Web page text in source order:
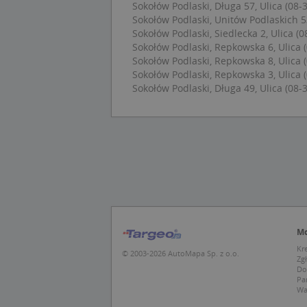
Sokołów Podlaski, Długa 57, Ulica (08-
Sokołów Podlaski, Unitów Podlaskich
Sokołów Podlaski, Siedlecka 2, Ulica
Sokołów Podlaski, Repkowska 6, Ulica
Sokołów Podlaski, Repkowska 8, Ulica
Sokołów Podlaski, Repkowska 3, Ulica
Sokołów Podlaski, Długa 49, Ulica (08-
© 2003-2026 AutoMapa Sp. z o.o.
U
kloc
Nazwa